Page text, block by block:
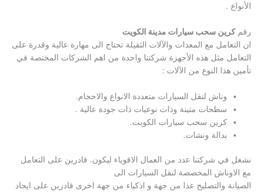
الأنواع .
رقمكرين سحب سيارات مدينة الكويت
ان التعامل مع المعدات والآلات الثقيلة تحتاج الى مهارة عالية وقدرة على
التعامل مثل هذه الأجهزة شركتنا واحدة من اهم الشركات المختصة في
تأمين هذا النوع من الآلات :
وناش لنقل السيارات متعددة الانواع والاحجام.
سطحات متينة وذات نوعيات ذات جودة عالية .
كرين سحب سيارات الكويت.
بدالة ونشات.
نشغل في شركتنا عدد من العمال الاقوياء ليكون. قادرين على التعامل
مع الاوناش المخصصة لنقل السيارات الى
الصيانة والتصليح عذا من جهة و اذكياء من جهة اخرى قادرين على ايجاد